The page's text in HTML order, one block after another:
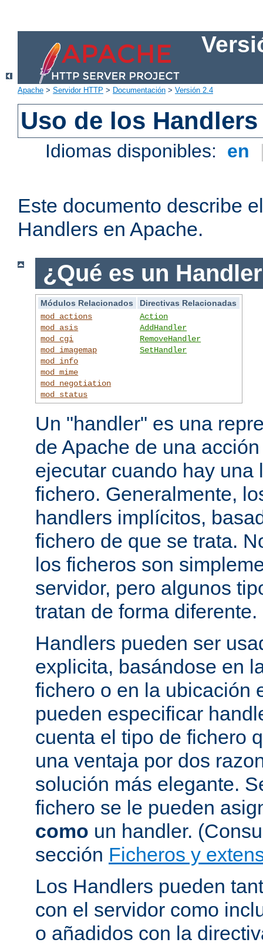
Apache > Servidor HTTP > Documentación > Versión 2.4
Uso de los
Idiomas disponibles: en
Este documento describe
Handlers en Apache.
¿Qué es un
Módulos Relacionados
Directivas Relacionadas
mod_actions
mod_asis
mod_cgi
mod_imagemap
mod_info
mod_mime
mod_negotiation
mod_status
Action
AddHandler
RemoveHandler
SetHandler
Un "handler" es una
de Apache de una
ejecutar cuando hay una
fichero. Generalmente,
handlers implícitos,
fichero de que se trata.
los ficheros son
servidor, pero algunos
tratan de forma diferente.
Handlers pueden ser
explicita, basándose en
fichero o en la ubicación
pueden especificar
cuenta el tipo de fichero
una ventaja por dos
solución más elegante.
fichero se le pueden
como un handler.
sección Ficheros y
Los Handlers pueden
con el servidor como
o añadidos con la